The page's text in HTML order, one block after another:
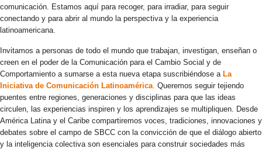
comunicación. Estamos aquí para recoger, para irradiar, para seguir
conectando y para abrir al mundo la perspectiva y la experiencia
latinoamericana.
Invitamos a personas de todo el mundo que trabajan, investigan, enseñan o
creen en el poder de la Comunicación para el Cambio Social y de
Comportamiento a sumarse a esta nueva etapa suscribiéndose a La
Iniciativa de Comunicación Latinoamérica. Queremos seguir tejiendo
puentes entre regiones, generaciones y disciplinas para que las ideas
circulen, las experiencias inspiren y los aprendizajes se multipliquen. Desde
América Latina y el Caribe compartiremos voces, tradiciones, innovaciones y
debates sobre el campo de SBCC con la convicción de que el diálogo abierto
y la inteligencia colectiva son esenciales para construir sociedades más